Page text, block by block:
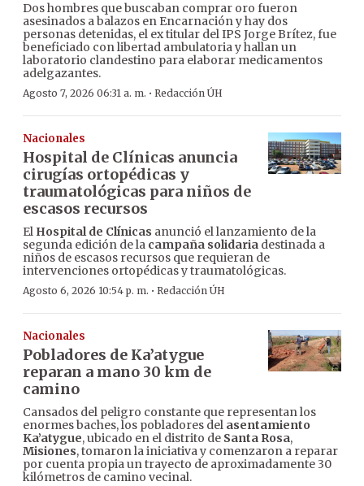
Dos hombres que buscaban comprar oro fueron
asesinados a balazos en Encarnación y hay dos
personas detenidas, el ex titular del IPS Jorge Brítez, fue
beneficiado con libertad ambulatoria y hallan un
laboratorio clandestino para elaborar medicamentos
adelgazantes.
Agosto 7, 2026 06:31 a. m. · Redacción ÚH
Nacionales
Hospital de Clínicas anuncia
cirugías ortopédicas y
traumatológicas para niños de
escasos recursos
El Hospital de Clínicas anunció el lanzamiento de la
segunda edición de la campaña solidaria destinada a
niños de escasos recursos que requieran de
intervenciones ortopédicas y traumatológicas.
Agosto 6, 2026 10:54 p. m. · Redacción ÚH
Nacionales
Pobladores de Ka’atygue
reparan a mano 30 km de
camino
Cansados del peligro constante que representan los
enormes baches, los pobladores del asentamiento
Ka’atygue, ubicado en el distrito de Santa Rosa,
Misiones, tomaron la iniciativa y comenzaron a reparar
por cuenta propia un trayecto de aproximadamente 30
kilómetros de camino vecinal.